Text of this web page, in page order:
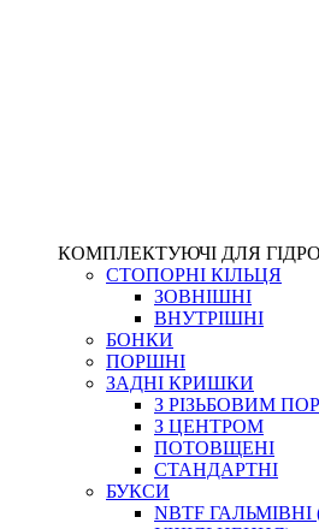
КОМПЛЕКТУЮЧІ ДЛЯ
СТОПОРНІ КІЛЬЦЯ
ЗОВНІШНІ
ВНУТРІШНІ
БОНКИ
ПОРШНІ
ЗАДНІ КРИШКИ
З РІЗЬБОВИМ
З ЦЕНТРОМ
ПОТОВЩЕНІ
СТАНДАРТНІ
БУКСИ
NBTF ГАЛЬМІВНІ